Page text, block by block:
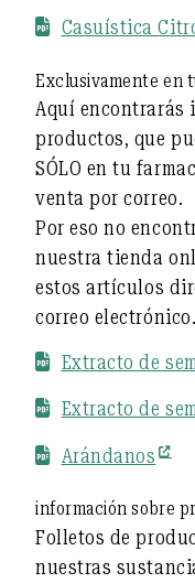
Casuística
Exclusivamente en
Aquí encontrarás
productos, que
SÓLO en tu
venta por correo.
Por eso no
nuestra tienda
estos artículos
correo electrónico.
Extracto de
Extracto de
Arándanos
información sobre
Folletos de
nuestras